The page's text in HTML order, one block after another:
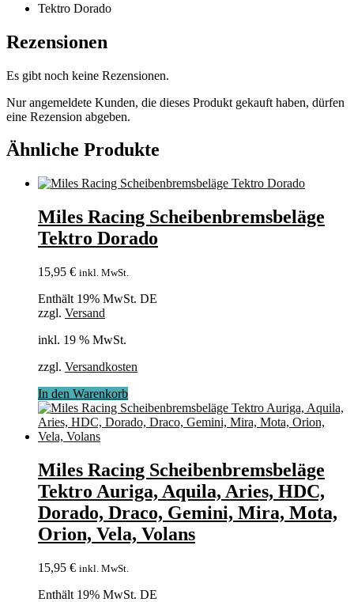
Tektro Dorado
Rezensionen
Es gibt noch keine Rezensionen.
Nur angemeldete Kunden, die dieses Produkt gekauft haben, dürfen
eine Rezension abgeben.
Ähnliche Produkte
Miles Racing Scheibenbremsbeläge
Tektro Dorado
15,95 € inkl. MwSt.
Enthält 19% MwSt. DE
zzgl. Versand
inkl. 19 % MwSt.
zzgl. Versandkosten
In den Warenkorb
Miles Racing Scheibenbremsbeläge
Tektro Auriga, Aquila, Aries, HDC,
Dorado, Draco, Gemini, Mira, Mota,
Orion, Vela, Volans
15,95 € inkl. MwSt.
Enthält 19% MwSt. DE